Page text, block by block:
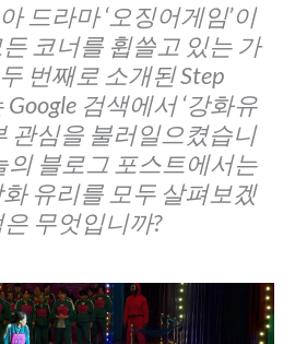
드라마 ‘오징어게임’이
코너를 휩쓸고 있는 가
번째로 소개된 Step
검색에서 ‘강화유
관심을 불러일으켰습니
의 블로그 포스트에서는
유리를 모두 살펴보겠
무엇입니까?